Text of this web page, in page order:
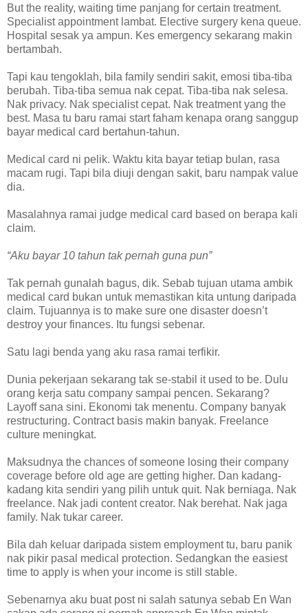
But the reality, waiting time panjang for certain treatment.
Specialist appointment lambat. Elective surgery kena queue.
Hospital sesak ya ampun. Kes emergency sekarang makin
bertambah.
Tapi kau tengoklah, bila family sendiri sakit, emosi tiba-tiba
berubah. Tiba-tiba semua nak cepat. Tiba-tiba nak selesa.
Nak privacy. Nak specialist cepat. Nak treatment yang the
best. Masa tu baru ramai start faham kenapa orang sanggup
bayar medical card bertahun-tahun.
Medical card ni pelik. Waktu kita bayar tetiap bulan, rasa
macam rugi. Tapi bila diuji dengan sakit, baru nampak value
dia.
Masalahnya ramai judge medical card based on berapa kali
claim.
“Aku bayar 10 tahun tak pernah guna pun”
Tak pernah gunalah bagus, dik. Sebab tujuan utama ambik
medical card bukan untuk memastikan kita untung daripada
claim. Tujuannya is to make sure one disaster doesn’t
destroy your finances. Itu fungsi sebenar.
Satu lagi benda yang aku rasa ramai terfikir.
Dunia pekerjaan sekarang tak se-stabil it used to be. Dulu
orang kerja satu company sampai pencen. Sekarang?
Layoff sana sini. Ekonomi tak menentu. Company banyak
restructuring. Contract basis makin banyak. Freelance
culture meningkat.
Maksudnya the chances of someone losing their company
coverage before old age are getting higher. Dan kadang-
kadang kita sendiri yang pilih untuk quit. Nak berniaga. Nak
freelance. Nak jadi content creator. Nak berehat. Nak jaga
family. Nak tukar career.
Bila dah keluar daripada sistem employment tu, baru panik
nak pikir pasal medical protection. Sedangkan the easiest
time to apply is when your income is still stable.
Sebenarnya aku buat post ni salah satunya sebab En Wan